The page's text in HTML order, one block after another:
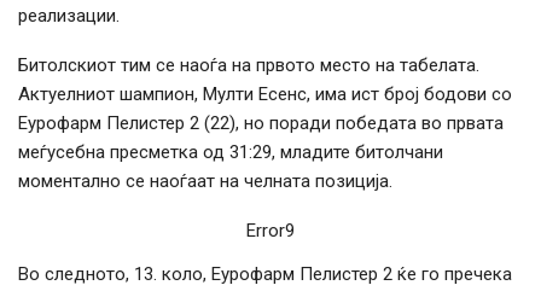
реализации.
Битолскиот тим се наоѓа на првото место на табелата.
Актуелниот шампион, Мулти Есенс, има ист број бодови со
Еурофарм Пелистер 2 (22), но поради победата во првата
меѓусебна пресметка од 31:29, младите битолчани
моментално се наоѓаат на челната позиција.
Error9
Во следното, 13. коло, Еурофарм Пелистер 2 ќе го пречека